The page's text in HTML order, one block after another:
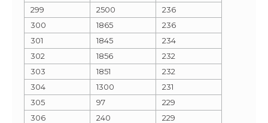
299
2500
236
300
1865
236
301
1845
234
302
1856
232
303
1851
232
304
1300
231
305
97
229
306
240
229